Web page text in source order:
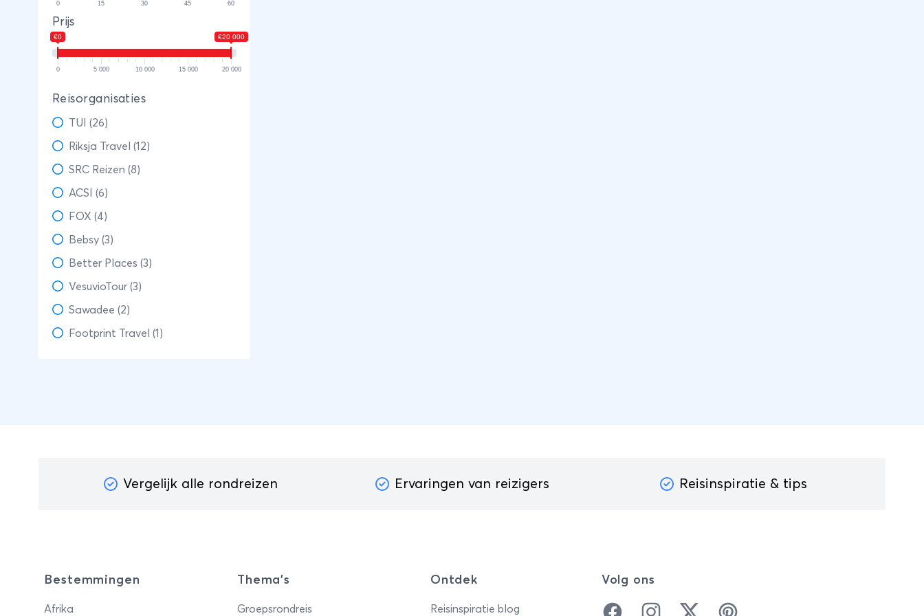
0 15 30 45 60
Prijs
€0 €20 000
0 5 000 10 000 15 000 20 000
Reisorganisaties
TUI (26)
Riksja Travel (12)
SRC Reizen (8)
ACSI (6)
FOX (4)
Bebsy (3)
Better Places (3)
VesuvioTour (3)
Sawadee (2)
Footprint Travel (1)
Vergelijk alle rondreizen Ervaringen van reizigers Reisinspiratie & tips
Bestemmingen
Afrika
Thema's
Groepsrondreis
Ontdek
Reisinspiratie blog
Volg ons
FacebookInstagramTwitter Pinterest